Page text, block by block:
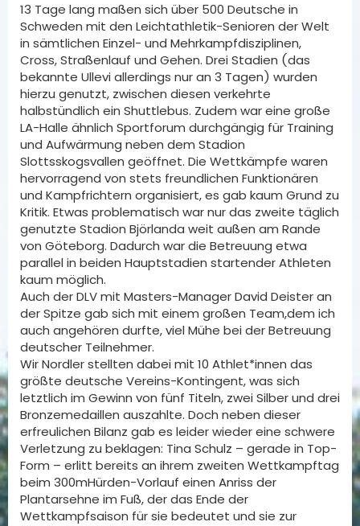
13 Tage lang maßen sich über 500 Deutsche in
Schweden mit den Leichtathletik-Senioren der Welt
in sämtlichen Einzel- und Mehrkampfdisziplinen,
Cross, Straßenlauf und Gehen. Drei Stadien (das
bekannte Ullevi allerdings nur an 3 Tagen) wurden
hierzu genutzt, zwischen diesen verkehrte
halbstündlich ein Shuttlebus. Zudem war eine große
LA-Halle ähnlich Sportforum durchgängig für Training
und Aufwärmung neben dem Stadion
Slottsskogsvallen geöffnet. Die Wettkämpfe waren
hervorragend von stets freundlichen Funktionären
und Kampfrichtern organisiert, es gab kaum Grund zu
Kritik. Etwas problematisch war nur das zweite täglich
genutzte Stadion Björlanda weit außen am Rande
von Göteborg. Dadurch war die Betreuung etwa
parallel in beiden Hauptstadien startender Athleten
kaum möglich.
Auch der DLV mit Masters-Manager David Deister an
der Spitze gab sich mit einem großen Team,dem ich
auch angehören durfte, viel Mühe bei der Betreuung
deutscher Teilnehmer.
Wir Nordler stellten dabei mit 10 Athlet*innen das
größte deutsche Vereins-Kontingent, was sich
letztlich im Gewinn von fünf Titeln, zwei Silber und drei
Bronzemedaillen auszahlte. Doch neben dieser
erfreulichen Bilanz gab es leider wieder eine schwere
Verletzung zu beklagen: Tina Schulz – gerade in Top-
Form – erlitt bereits an ihrem zweiten Wettkampftag
beim 300mHürden-Vorlauf einen Anriss der
Plantarsehne im Fuß, der das Ende der
Wettkampfsaison für sie bedeutet und sie zur